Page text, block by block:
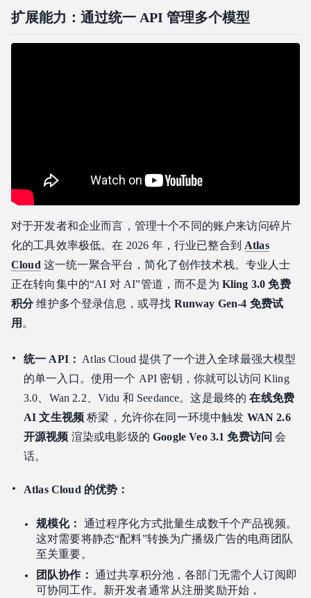
扩展能力：通过统一 API 管理多个模型
对于开发者和企业而言，管理十个不同的账户来访问碎片
化的工具效率极低。在 2026 年，行业已整合到 Atlas
Cloud 这一统一聚合平台，简化了创作技术栈。专业人士
正在转向集中的“AI 对 AI”管道，而不是为 Kling 3.0 免费
积分维护多个登录信息，或寻找 Runway Gen-4 免费试
用 。
统一 API： Atlas Cloud 提供了一个进入全球最强大模型
的单一入口。使用一个 API 密钥，你就可以访问 Kling
3.0、Wan 2.2、Vidu 和 Seedance。这是最终的在线免费
AI 文生视频 桥梁，允许你在同一环境中触发 WAN 2.6
开源视频 渲染或电影级的Google Veo 3.1 免费访问 会
话。
Atlas Cloud 的优势：
规模化：
通过程序化方式批量生成数千个产品视频。
这对需要将静态“配料”转换为广播级广告的电商团队
至关重要。
团队协作： 通过共享积分池，各部门无需个人订阅即
可协同工作。新开发者通常从注册奖励开始，